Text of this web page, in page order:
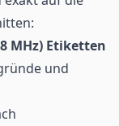
MHz) Etiketten
und